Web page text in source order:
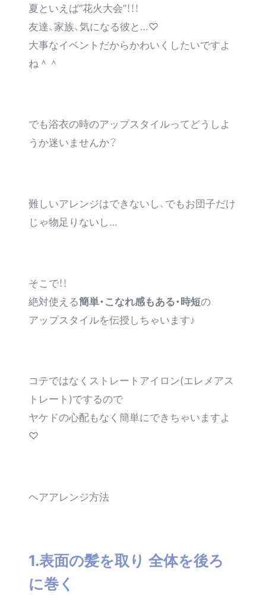
夏といえば“花火大会”！！！
友達、家族、気になる彼と…♡
大事なイベントだからかわいくしたいですよ
ね＾＾
でも浴衣の時のアップスタイルってどうしよ
うか迷いませんか？
難しいアレンジはできないし、でもお団子だけ
じゃ物足りないし…
そこで！！
絶対使える簡単・こなれ感もある・時短の
アップスタイルを伝授しちゃいます♪
コテではなくストレートアイロン(エレメアス
トレート)でするので
ヤケドの心配もなく簡単にできちゃいますよ
♡
ヘアアレンジ方法
1.表面の髪を取り 全体を後ろ
に巻く